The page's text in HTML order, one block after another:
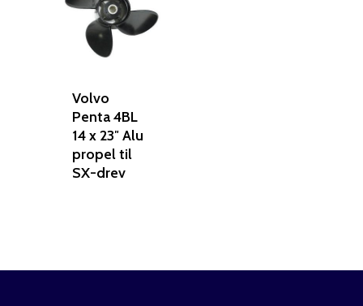
Volvo
Penta 4BL
14 x 23″ Alu
propel til
SX-drev